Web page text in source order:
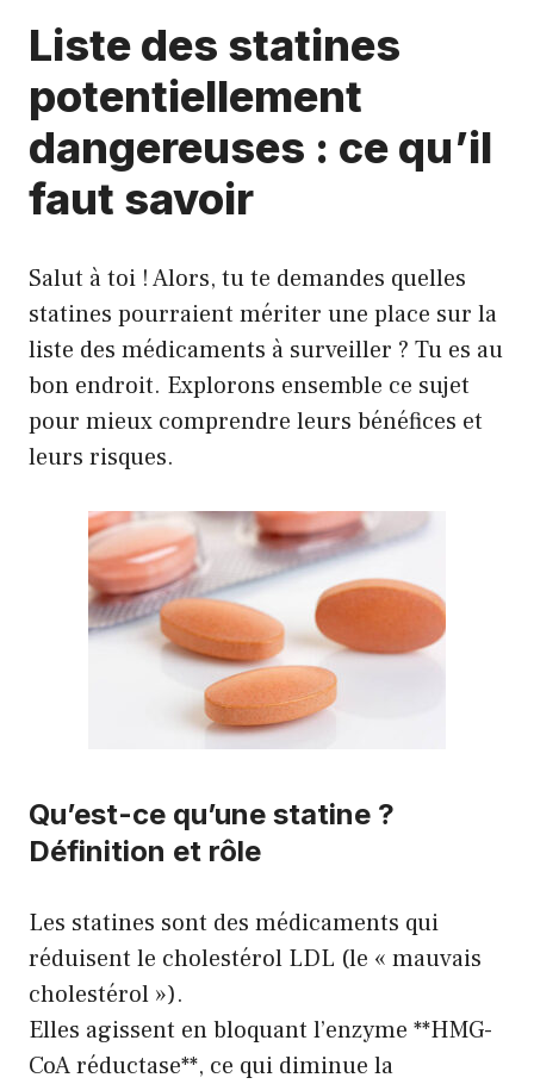
Liste des statines
potentiellement
dangereuses : ce qu’il
faut savoir
Salut à toi ! Alors, tu te demandes quelles
statines pourraient mériter une place sur la
liste des médicaments à surveiller ? Tu es au
bon endroit. Explorons ensemble ce sujet
pour mieux comprendre leurs bénéfices et
leurs risques.
Qu’est-ce qu’une statine ?
Définition et rôle
Les statines sont des médicaments qui
réduisent le cholestérol LDL (le « mauvais
cholestérol »).
Elles agissent en bloquant l’enzyme **HMG-
CoA réductase**, ce qui diminue la